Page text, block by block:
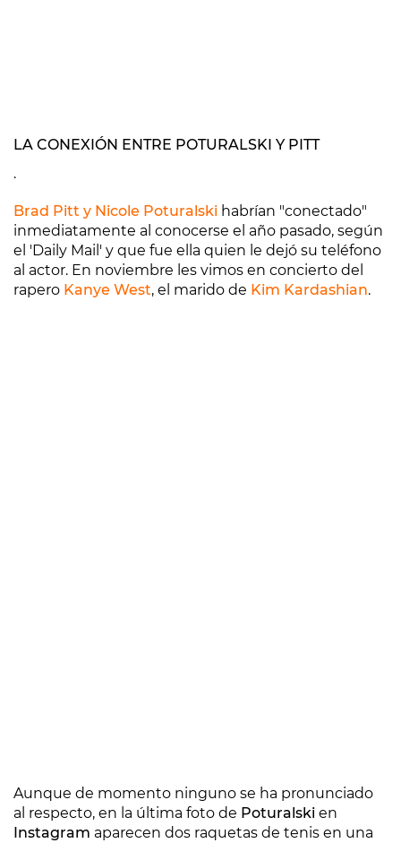
LA CONEXIÓN ENTRE POTURALSKI Y PITT
.
Brad Pitt y Nicole Poturalski habrían "conectado"
inmediatamente al conocerse el año pasado, según
el 'Daily Mail' y que fue ella quien le dejó su teléfono
al actor. En noviembre les vimos en concierto del
rapero Kanye West, el marido de Kim Kardashian.
Aunque de momento ninguno se ha pronunciado
al respecto, en la última foto de Poturalski en
Instagram aparecen dos raquetas de tenis en una